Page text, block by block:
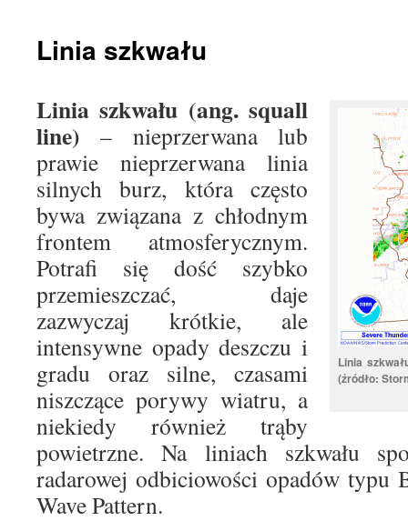
Linia szkwału
Linia
(źródło:
Linia szkwału (ang. squall
line) – nieprzerwana lub
prawie nieprzerwana linia
silnych burz, która często
bywa związana z chłodnym
frontem atmosferycznym.
Potrafi się dość szybko
przemieszczać, daje
zazwyczaj krótkie, ale
intensywne opady deszczu i
gradu oraz silne, czasami
niszczące porywy wiatru, a
niekiedy również trąby
powietrzne. Na liniach szkwału
radarowej odbiciowości opadów
Wave Pattern.